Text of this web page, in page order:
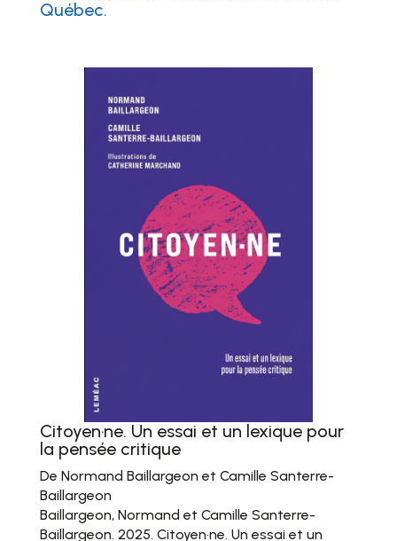
Québec.
Citoyen·ne. Un essai et un lexique pour
la pensée critique
De Normand Baillargeon et Camille Santerre-
Baillargeon
Baillargeon, Normand et Camille Santerre-
Baillargeon. 2025. Citoyen·ne. Un essai et un